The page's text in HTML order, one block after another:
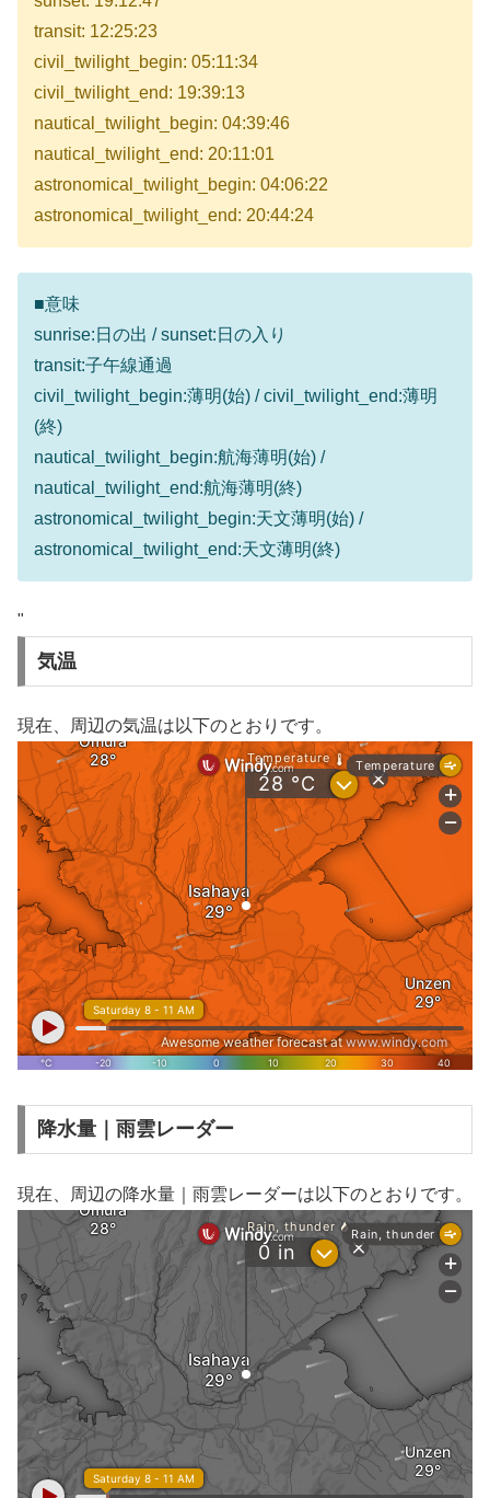
transit: 12:25:23
civil_twilight_begin: 05:11:34
civil_twilight_end: 19:39:13
nautical_twilight_begin: 04:39:46
nautical_twilight_end: 20:11:01
astronomical_twilight_begin: 04:06:22
astronomical_twilight_end: 20:44:24
■意味
sunrise:日の出 / sunset:日の入り
transit:子午線通過
civil_twilight_begin:薄明(始) / civil_twilight_end:薄明
(終)
nautical_twilight_begin:航海薄明(始) /
nautical_twilight_end:航海薄明(終)
astronomical_twilight_begin:天文薄明(始) /
astronomical_twilight_end:天文薄明(終)
"
気温
現在、周辺の気温は以下のとおりです。
降水量｜雨雲レーダー
現在、周辺の降水量｜雨雲レーダーは以下のとおりです。